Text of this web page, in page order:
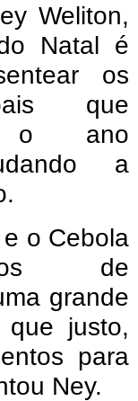
Weliton,
Natal é
os
que
o ano
a
o Cebola
de
grande
justo,
para
Ney.